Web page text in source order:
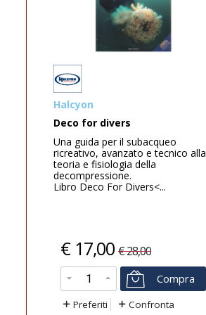
Halcyon
Deco for divers
Una guida per il subacqueo
ricreativo, avanzato e tecnico alla
teoria e fisiologia della
decompressione.
Libro Deco For Divers<...
€ 17,00 €28,00
Compra
Preferiti Confronta